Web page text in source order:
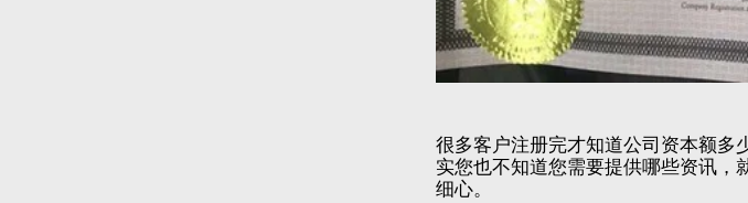
很多客户注册完才知道公司资本额多
实您也不知道您需要提供哪些资讯
细心。